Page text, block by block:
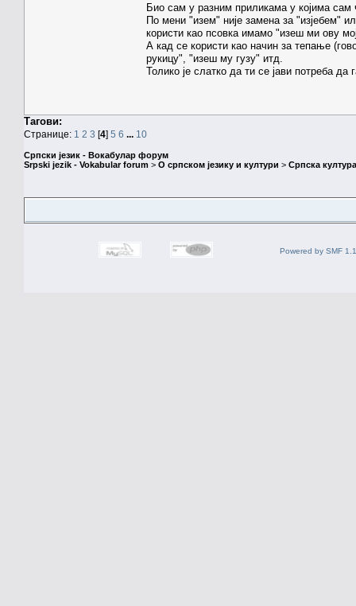
Био сам у разним приликама у којима
По мени "изем" није замена за "изјебем"
користи као псовка имамо "изеш ми ову
А кад се користи као начин за тепање
рукицу", "изеш му гузу" итд.
Толико је слатко да ти се јави потреба
Тагови:
Странице: 1 2 3 [4] 5 6 ... 10
Српски језик - Вокабулар форум
Srpski jezik - Vokabular forum > О српском језику и култури > Српска
Powered by SMF